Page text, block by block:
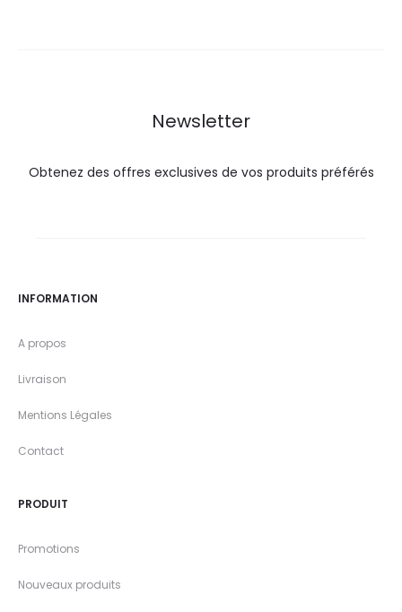
Newsletter
Obtenez des offres exclusives de vos produits préférés
INFORMATION
A propos
Livraison
Mentions Légales
Contact
PRODUIT
Promotions
Nouveaux produits